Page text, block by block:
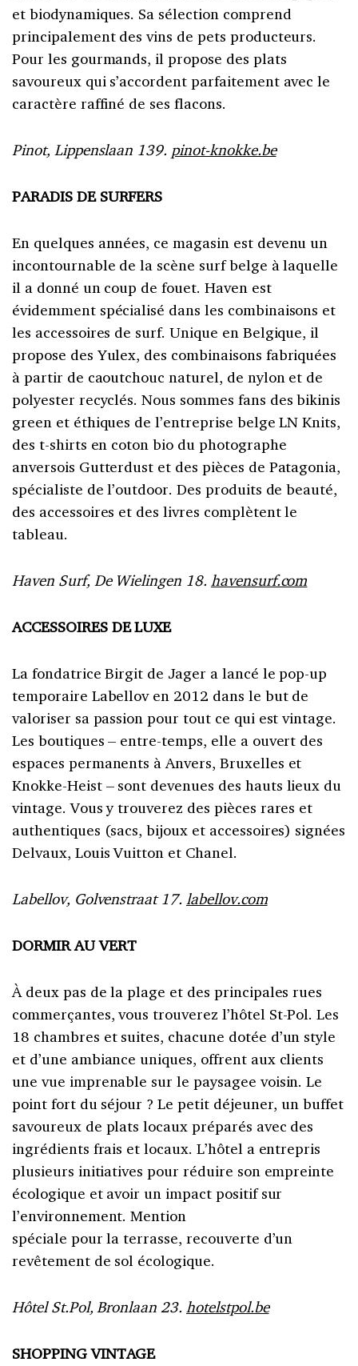
et biodynamiques. Sa sélection comprend
principalement des vins de pets producteurs.
Pour les gourmands, il propose des plats
savoureux qui s’accordent parfaitement avec le
caractère raffiné de ses flacons.
Pinot, Lippenslaan 139. pinot-knokke.be
PARADIS DE SURFERS
En quelques années, ce magasin est devenu un
incontournable de la scène surf belge à laquelle
il a donné un coup de fouet. Haven est
évidemment spécialisé dans les combinaisons et
les accessoires de surf. Unique en Belgique, il
propose des Yulex, des combinaisons fabriquées
à partir de caoutchouc naturel, de nylon et de
polyester recyclés. Nous sommes fans des bikinis
green et éthiques de l’entreprise belge LN Knits,
des t-shirts en coton bio du photographe
anversois Gutterdust et des pièces de Patagonia,
spécialiste de l’outdoor. Des produits de beauté,
des accessoires et des livres complètent le
tableau.
Haven Surf, De Wielingen 18. havensurf.com
ACCESSOIRES DE LUXE
La fondatrice Birgit de Jager a lancé le pop-up
temporaire Labellov en 2012 dans le but de
valoriser sa passion pour tout ce qui est vintage.
Les boutiques – entre-temps, elle a ouvert des
espaces permanents à Anvers, Bruxelles et
Knokke-Heist – sont devenues des hauts lieux du
vintage. Vous y trouverez des pièces rares et
authentiques (sacs, bijoux et accessoires) signées
Delvaux, Louis Vuitton et Chanel.
Labellov, Golvenstraat 17. labellov.com
DORMIR AU VERT
À deux pas de la plage et des principales rues
commerçantes, vous trouverez l’hôtel St-Pol. Les
18 chambres et suites, chacune dotée d’un style
et d’une ambiance uniques, offrent aux clients
une vue imprenable sur le paysagee voisin. Le
point fort du séjour ? Le petit déjeuner, un buffet
savoureux de plats locaux préparés avec des
ingrédients frais et locaux. L’hôtel a entrepris
plusieurs initiatives pour réduire son empreinte
écologique et avoir un impact positif sur
l’environnement. Mention
spéciale pour la terrasse, recouverte d’un
revêtement de sol écologique.
Hôtel St.Pol, Bronlaan 23. hotelstpol.be
SHOPPING VINTAGE